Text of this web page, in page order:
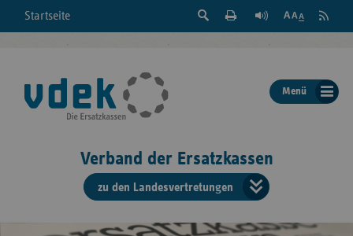
Startseite
Suche
der
Seite
Feed
Menü
Verband der Ersatzkassen
zu den Landesvertretungen
der